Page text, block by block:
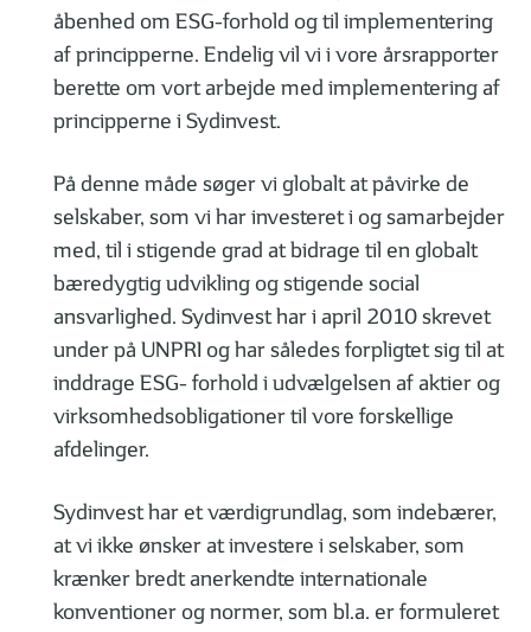
åbenhed om ESG-forhold og til implementering
af principperne. Endelig vil vi i vore årsrapporter
berette om vort arbejde med implementering af
principperne i Sydinvest.
På denne måde søger vi globalt at påvirke de
selskaber, som vi har investeret i og samarbejder
med, til i stigende grad at bidrage til en globalt
bæredygtig udvikling og stigende social
ansvarlighed. Sydinvest har i april 2010 skrevet
under på UNPRI og har således forpligtet sig til at
inddrage ESG- forhold i udvælgelsen af aktier og
virksomhedsobligationer til vore forskellige
afdelinger.
Sydinvest har et værdigrundlag, som indebærer,
at vi ikke ønsker at investere i selskaber, som
krænker bredt anerkendte internationale
konventioner og normer, som bl.a. er formuleret